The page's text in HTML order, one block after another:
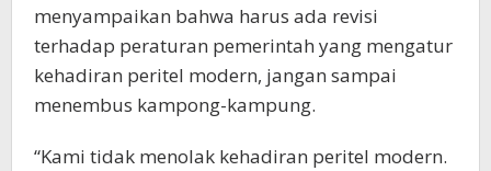
menyampaikan bahwa harus ada revisi
terhadap peraturan pemerintah yang mengatur
kehadiran peritel modern, jangan sampai
menembus kampong-kampung.
“Kami tidak menolak kehadiran peritel modern.